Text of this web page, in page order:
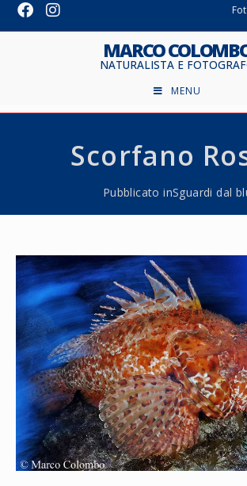
MARCO
NATURALISTA E
MENU
Scorfano
Pubblicato inSguardi dal